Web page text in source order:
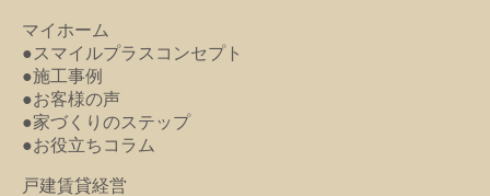
マイホーム
●スマイルプラスコンセプト
●施工事例
●お客様の声
●家づくりのステップ
●お役立ちコラム
戸建賃貸経営